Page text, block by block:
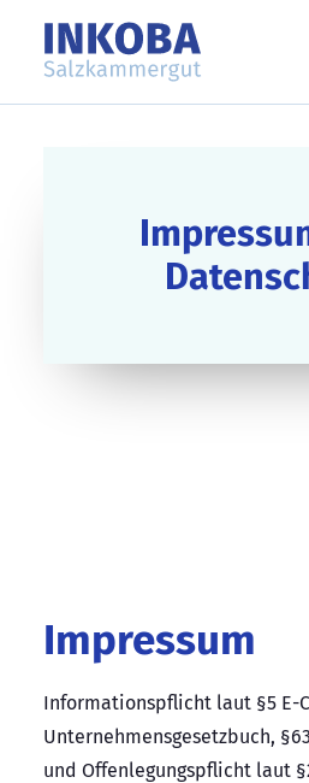
Impressum
Informationspflicht laut §5 E-
Unternehmensgesetzbuch,
und Offenlegungspflicht laut